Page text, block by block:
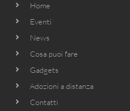
Home
Eventi
News
Cosa puoi fare
Gadgets
Adozioni a distanza
Contatti